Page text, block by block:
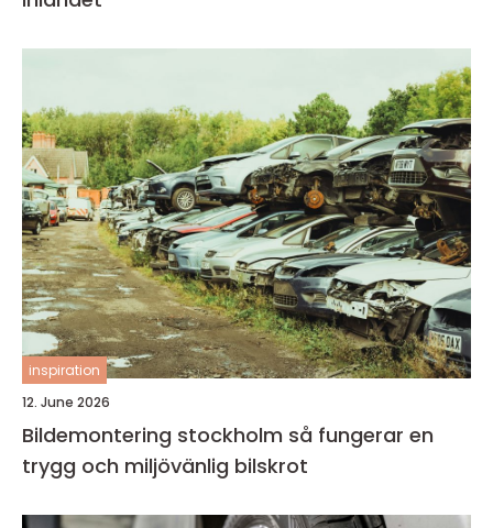
inspiration
12. June 2026
Bildemontering stockholm så fungerar en
trygg och miljövänlig bilskrot